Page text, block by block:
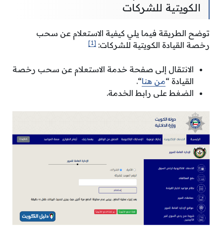
الكويتية للشركات
توضح الطريقة فيما يلي كيفية الاستعلام عن سحب
رخصة القيادة الكويتية للشركات: [1]
الانتقال إلى صفحة خدمة الاستعلام عن سحب رخصة
القيادة “من هنا“.
الضغط على رابط الخدمة.